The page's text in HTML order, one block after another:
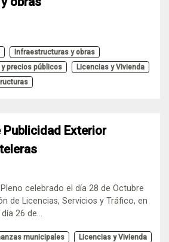
Infraestructuras y obras
precios públicos
Licencias y Vivienda
Publicidad Exterior
celebrado el día 28 de Octubre
de Licencias, Servicios y Tráfico, en
26 de...
municipales
Licencias y Vivienda